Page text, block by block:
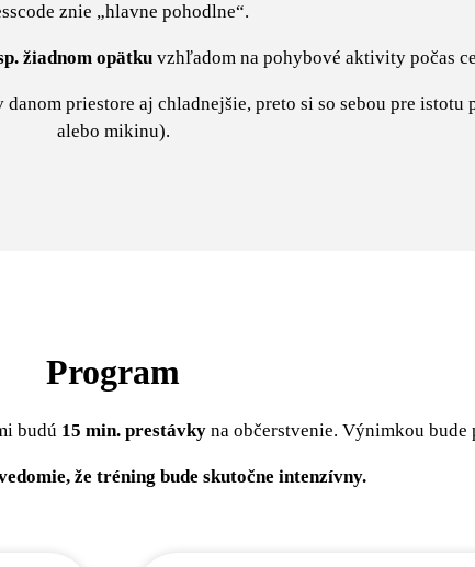
znie „hlavne pohodlne“.
žiadnom opätkuvzhľadom na pohybové aktivity počas
priestore aj chladnejšie, preto si so sebou pre istotu
alebo mikinu).
Program
budú 15 min. prestávky na občerstvenie. Výnimkou
že tréning bude skutočne intenzívny.